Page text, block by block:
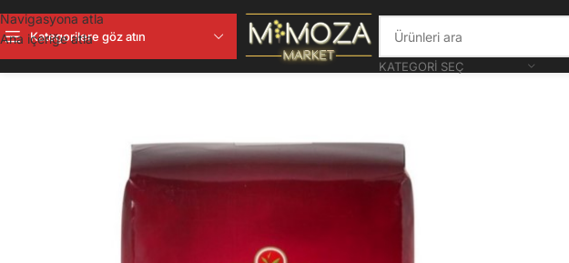
Navigasyona atla
Ana içeriğe atla
Kategorilere göz atın
KATEGORI SEÇ